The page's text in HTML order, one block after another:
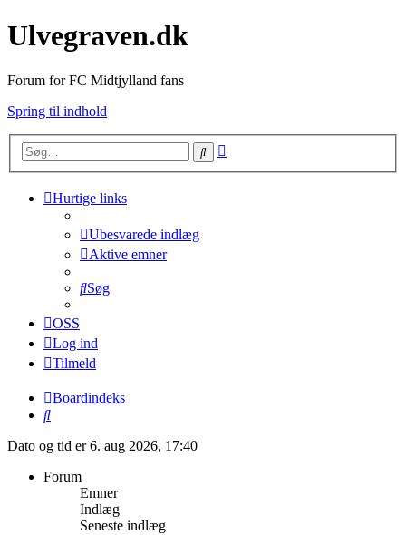
Ulvegraven.dk
Forum for FC Midtjylland fans
Spring til indhold
Søg
Hurtige links
Ubesvarede indlæg
Aktive emner
Søg
OSS
Log ind
Tilmeld
Boardindeks
Søg
Dato og tid er 6. aug 2026, 17:40
Forum
Emner
Indlæg
Seneste indlæg